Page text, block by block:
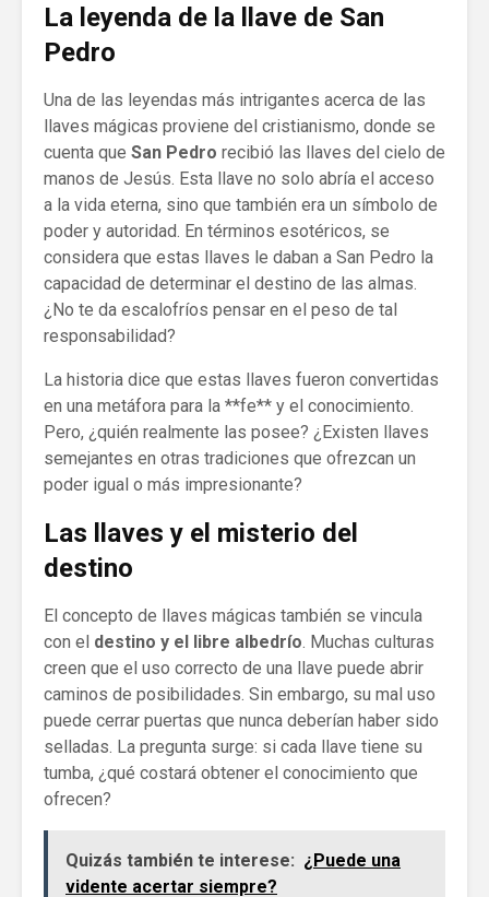
La leyenda de la llave de San
Pedro
Una de las leyendas más intrigantes acerca de las
llaves mágicas proviene del cristianismo, donde se
cuenta que San Pedro recibió las llaves del cielo de
manos de Jesús. Esta llave no solo abría el acceso
a la vida eterna, sino que también era un símbolo de
poder y autoridad. En términos esotéricos, se
considera que estas llaves le daban a San Pedro la
capacidad de determinar el destino de las almas.
¿No te da escalofríos pensar en el peso de tal
responsabilidad?
La historia dice que estas llaves fueron convertidas
en una metáfora para la **fe** y el conocimiento.
Pero, ¿quién realmente las posee? ¿Existen llaves
semejantes en otras tradiciones que ofrezcan un
poder igual o más impresionante?
Las llaves y el misterio del
destino
El concepto de llaves mágicas también se vincula
con el destino y el libre albedrío . Muchas culturas
creen que el uso correcto de una llave puede abrir
caminos de posibilidades. Sin embargo, su mal uso
puede cerrar puertas que nunca deberían haber sido
selladas. La pregunta surge: si cada llave tiene su
tumba, ¿qué costará obtener el conocimiento que
ofrecen?
Quizás también te interese: ¿Puede una
vidente acertar siempre?